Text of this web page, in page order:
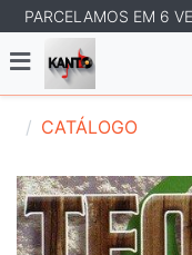
PARCELAMOS EM 6
CATÁLOGO